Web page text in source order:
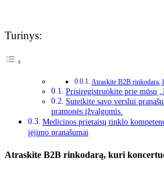
Turinys:
Atraskite B2B rinkodarą,
Prisiregistruokite prie mūsų
Suteikite savo verslui
pramonės įžvalgomis.
Medicinos prietaisų tinklo
įėjimo pranašumai
Atraskite B2B rinkodarą, kuri